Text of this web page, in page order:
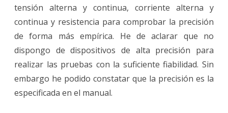
tensión alterna y continua, corriente alterna y
continua y resistencia para comprobar la precisión
de forma más empírica. He de aclarar que no
dispongo de dispositivos de alta precisión para
realizar las pruebas con la suficiente fiabilidad. Sin
embargo he podido constatar que la precisión es la
especificada en el manual.